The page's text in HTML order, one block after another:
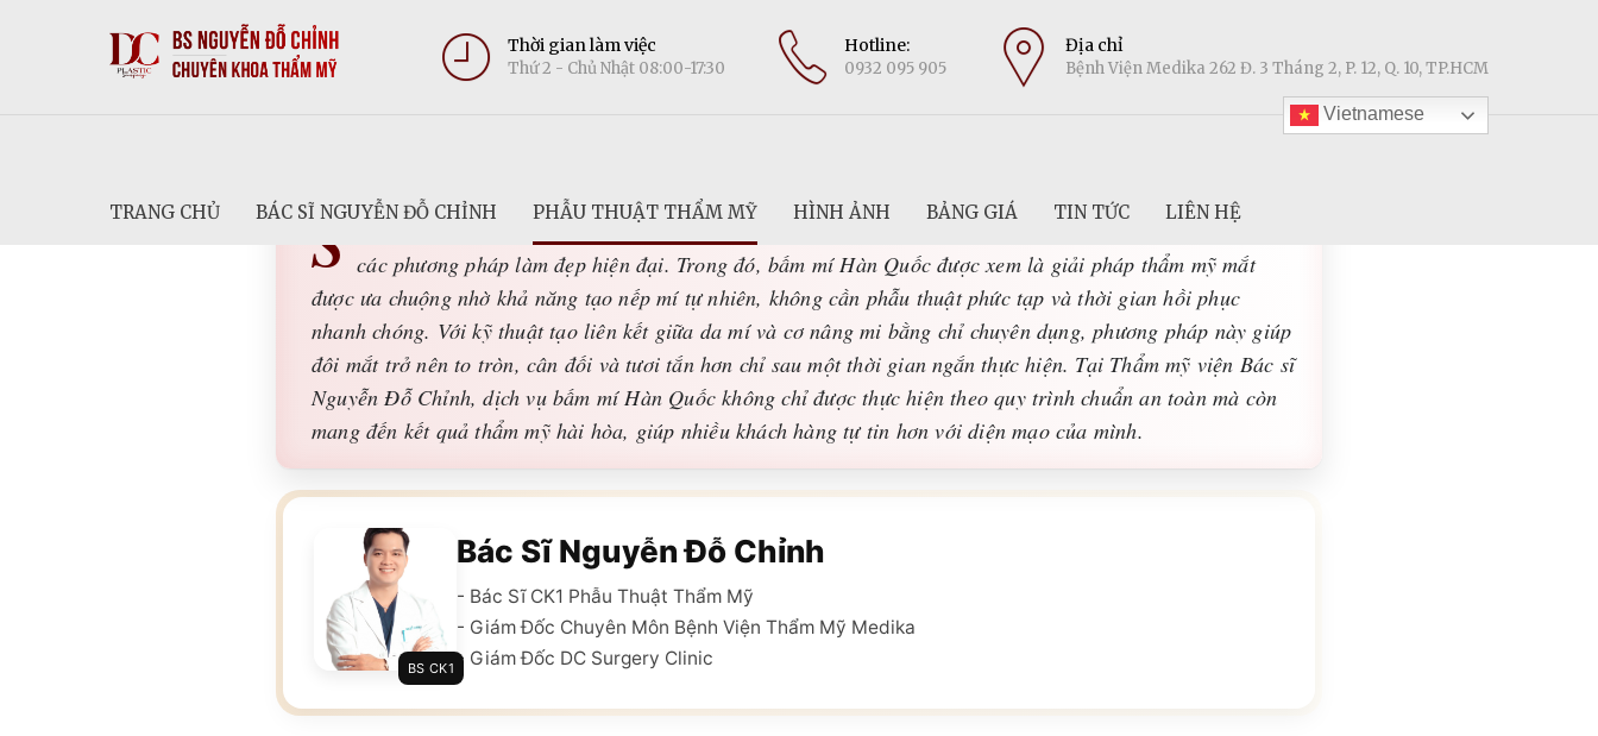
Thời gian làm việc
Thứ 2 - Chủ Nhật 08:00-17:30
Hotline:
0932 095 905
Địa chỉ
Bệnh Viện Medika 262 Đ. 3 Tháng 2, P. 12, Q. 10, TP.HCM
Vietnamese
TRANG CHỦ BÁC SĨ NGUYỄN ĐỖ CHỈNH PHẪU THUẬT THẨM MỸ HÌNH ẢNH BẢNG GIÁ TIN TỨC LIÊN HỆ
S
ở hữu đôi mắt hai mí rõ nét, hài hòa với gương mặt luôn là mong muốn của rất nhiều người khi tìm đến
các phương pháp làm đẹp hiện đại. Trong đó, bấm mí Hàn Quốc được xem là giải pháp thẩm mỹ mắt
được ưa chuộng nhờ khả năng tạo nếp mí tự nhiên, không cần phẫu thuật phức tạp và thời gian hồi phục
nhanh chóng. Với kỹ thuật tạo liên kết giữa da mí và cơ nâng mi bằng chỉ chuyên dụng, phương pháp này giúp
đôi mắt trở nên to tròn, cân đối và tươi tắn hơn chỉ sau một thời gian ngắn thực hiện. Tại Thẩm mỹ viện Bác sĩ
Nguyễn Đỗ Chỉnh, dịch vụ bấm mí Hàn Quốc không chỉ được thực hiện theo quy trình chuẩn an toàn mà còn
mang đến kết quả thẩm mỹ hài hòa, giúp nhiều khách hàng tự tin hơn với diện mạo của mình.
BS CK1
Bác Sĩ Nguyễn Đỗ Chỉnh
- Bác Sĩ CK1 Phẫu Thuật Thẩm Mỹ
- Giám Đốc Chuyên Môn Bệnh Viện Thẩm Mỹ Medika
- Giám Đốc DC Surgery Clinic